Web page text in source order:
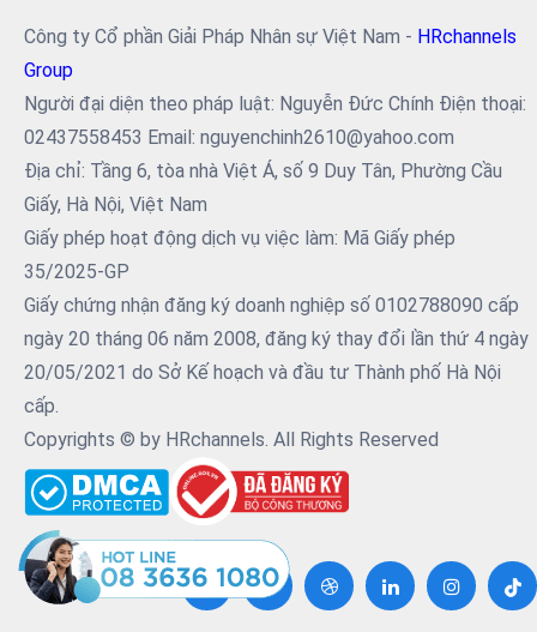
Công ty Cổ phần Giải Pháp Nhân sự Việt Nam - HRchannels
Group
Người đại diện theo pháp luật: Nguyễn Đức Chính Điện thoại:
02437558453 Email: nguyenchinh2610@yahoo.com
Địa chỉ: Tầng 6, tòa nhà Việt Á, số 9 Duy Tân, Phường Cầu
Giấy, Hà Nội, Việt Nam
Giấy phép hoạt động dịch vụ việc làm: Mã Giấy phép
35/2025-GP
Giấy chứng nhận đăng ký doanh nghiệp số 0102788090 cấp
ngày 20 tháng 06 năm 2008, đăng ký thay đổi lần thứ 4 ngày
20/05/2021 do Sở Kế hoạch và đầu tư Thành phố Hà Nội
cấp.
Copyrights © by HRchannels. All Rights Reserved